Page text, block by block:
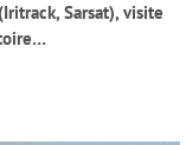
Sarsat), visite